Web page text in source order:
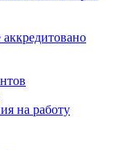
на работу